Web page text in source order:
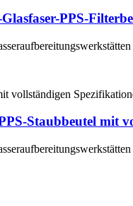
PPS-
Staubbeutel mit